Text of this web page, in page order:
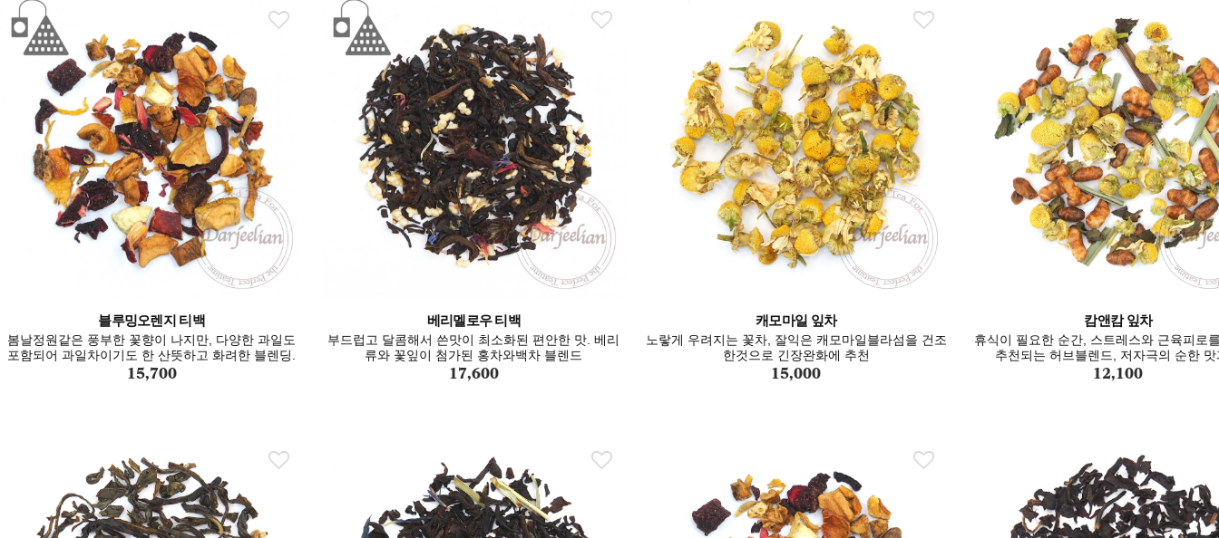
블루밍오렌지 티백
봄날정원같은 풍부한 꽃향이 나지만, 다양한 과일도
포함되어 과일차이기도 한 산뜻하고 화려한 블렌딩.
15,700
베리멜로우 티백
부드럽고 달콤해서 쓴맛이 최소화된 편안한 맛. 베리
류와 꽃잎이 첨가된 홍차와백차 블렌드
17,600
캐모마일 잎차
노랗게 우려지는 꽃차, 잘익은 캐모마일블라섬을 건조
한것으로 긴장완화에 추천
15,000
캄앤캄 잎차
휴식이 필요한 순간, 스트레스와 근육피로
추천되는 허브블렌드, 저자극의 순한 맛
12,100